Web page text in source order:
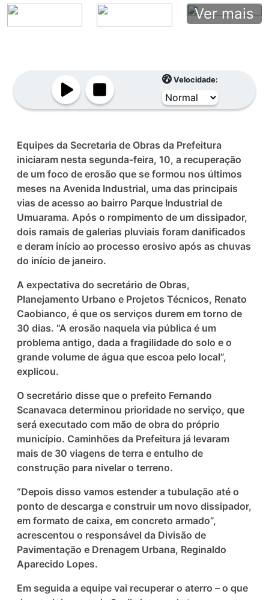
Ver mais
Velocidade:
Equipes da Secretaria de Obras da Prefeitura
iniciaram nesta segunda-feira, 10, a recuperação
de um foco de erosão que se formou nos últimos
meses na Avenida Industrial, uma das principais
vias de acesso ao bairro Parque Industrial de
Umuarama. Após o rompimento de um dissipador,
dois ramais de galerias pluviais foram danificados
e deram início ao processo erosivo após as chuvas
do início de janeiro.
A expectativa do secretário de Obras,
Planejamento Urbano e Projetos Técnicos, Renato
Caobianco, é que os serviços durem em torno de
30 dias. “A erosão naquela via pública é um
problema antigo, dada a fragilidade do solo e o
grande volume de água que escoa pelo local”,
explicou.
O secretário disse que o prefeito Fernando
Scanavaca determinou prioridade no serviço, que
será executado com mão de obra do próprio
município. Caminhões da Prefeitura já levaram
mais de 30 viagens de terra e entulho de
construção para nivelar o terreno.
“Depois disso vamos estender a tubulação até o
ponto de descarga e construir um novo dissipador,
em formato de caixa, em concreto armado”,
acrescentou o responsável da Divisão de
Pavimentação e Drenagem Urbana, Reginaldo
Aparecido Lopes.
Em seguida a equipe vai recuperar o aterro – o que